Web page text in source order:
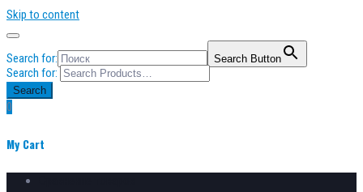
Skip to content
Search for: Search Button
Search for:
Search
0
My Cart